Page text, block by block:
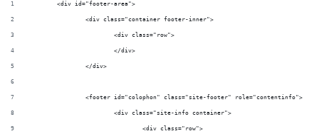
	<div id="footer-area">
		<div class="container footer-inner">
			<div class="row">
			</div>
		</div>
		<footer id="colophon" class="site-footer" role="contentinfo">
			<div class="site-info container">
				<div class="row">